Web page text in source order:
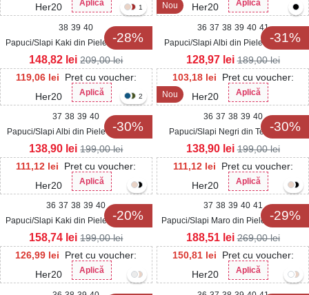
Her20
Aplică
Her20
Aplică
-28%
1
38 39 40
Papuci/Slapi Kaki din Piele Ecologica
Intoarsa Isina
119,06 lei
Pret cu voucher:
Her20
Aplică
148,82 lei 209,00lei
Nou
-31%
36 37 38 39 40 41
Papuci/Slapi Albi din Piele Ecologica
Lacuita Sherli2
103,18 lei
Pret cu voucher:
Her20
Aplică
128,97 lei 189,00lei
-30%
2
37 38 39 40
Papuci/Slapi Albi din Piele Ecologica
Linnye
111,12 lei
Pret cu voucher:
Her20
Aplică
138,90 lei 199,00lei
Nou
-30%
36 37 38 39 40
Papuci/Slapi Negri din Textil Terya
111,12 lei
Pret cu voucher:
Her20
Aplică
138,90 lei 199,00lei
-20%
36 37 38 39 40
Papuci/Slapi Kaki din Piele Ecologica
Intoarsa Atray
126,99 lei
Pret cu voucher:
Her20
Aplică
158,74 lei 199,00lei
-29%
37 38 39 40 41
Papuci/Slapi Maro din Piele Ecologica
Intoarsa Davla
150,81 lei
Pret cu voucher:
Her20
Aplică
188,51 lei 269,00lei